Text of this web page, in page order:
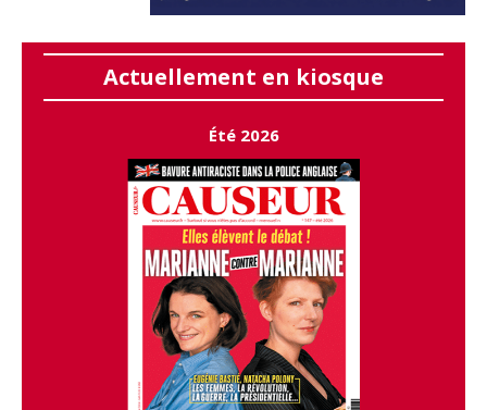
Actuellement en kiosque
Été 2026